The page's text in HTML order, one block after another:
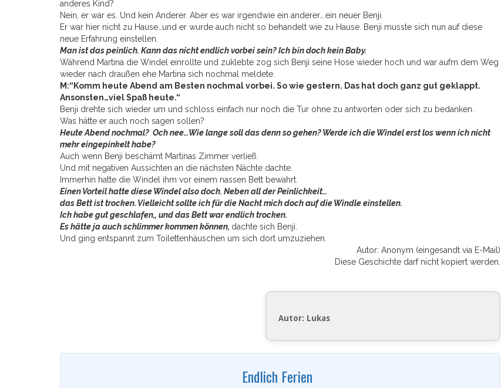
anderes Kind?
Nein, er war es. Und kein Anderer. Aber es war irgendwie ein anderer….ein neuer Benji.
Er war hier nicht zu Hause…und er wurde auch nicht so behandelt wie zu Hause. Benji musste sich nun auf diese
neue Erfahrung einstellen.
Man ist das peinlich. Kann das nicht endlich vorbei sein? Ich bin doch kein Baby.
Während Martina die Windel einrollte und zuklebte zog sich Benji seine Hose wieder hoch und war aufm dem Weg
wieder nach draußen ehe Martina sich nochmal meldete.
M:“Komm heute Abend am Besten nochmal vorbei. So wie gestern. Das hat doch ganz gut geklappt.
Ansonsten…viel Spaß heute.“
Benji drehte sich wieder um und schloss einfach nur noch die Tur ohne zu antworten oder sich zu bedanken.
Was hätte er auch noch sagen sollen?
Heute Abend nochmal? Och nee…Wie lange soll das denn so gehen? Werde ich die Windel erst los wenn ich nicht
mehr eingepinkelt habe?
Auch wenn Benji beschämt Martinas Zimmer verließ.
Und mit negativen Aussichten an die nächsten Nächte dachte.
Immerhin hatte die Windel ihm vor einem nassen Bett bewahrt.
Einen Vorteil hatte diese Windel also doch. Neben all der Peinlichkeit…
das Bett ist trocken. Vielleicht sollte ich für die Nacht mich doch auf die Windle einstellen.
Ich habe gut geschlafen,, und das Bett war endlich trocken.
Es hätte ja auch schlimmer kommen können, dachte sich Benji.
Und ging entspannt zum Toilettenhäuschen um sich dort umzuziehen.
Autor: Anonym (eingesandt via E-Mail)
Diese Geschichte darf nicht kopiert werden.
Autor: Lukas
Endlich Ferien